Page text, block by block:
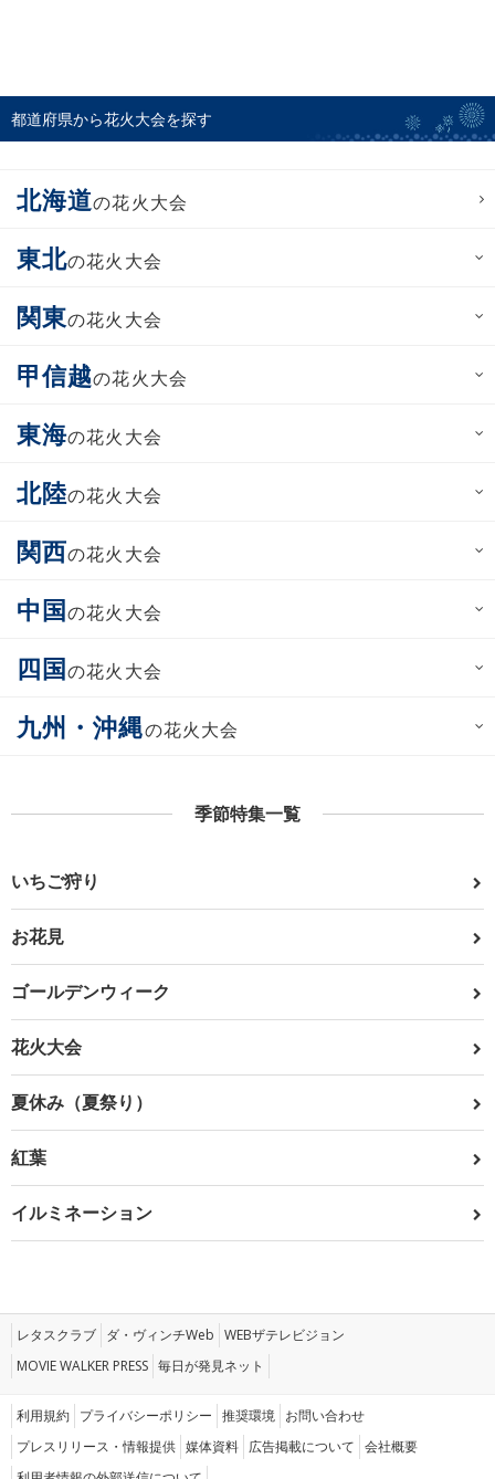
都道府県から花火大会を探す
北海道の花火大会
東北の花火大会
関東の花火大会
甲信越の花火大会
東海の花火大会
北陸の花火大会
関西の花火大会
中国の花火大会
四国の花火大会
九州・沖縄の花火大会
季節特集一覧
いちご狩り
お花見
ゴールデンウィーク
花火大会
夏休み（夏祭り）
紅葉
イルミネーション
レタスクラブ ダ・ヴィンチWeb WEBザテレビジョン
MOVIE WALKER PRESS 毎日が発見ネット
利用規約 プライバシーポリシー 推奨環境 お問い合わせ
プレスリリース・情報提供 媒体資料 広告掲載について 会社概要